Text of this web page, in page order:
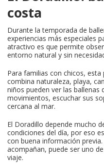
costa
Durante la temporada de
experiencias más especiales
atractivo es que permite
entorno natural y sin
Para familias con chicos,
combina naturaleza, playa,
niños pueden ver las ballenas
movimientos, escuchar sus
cercana al mar.
El Doradillo depende mucho
condiciones del día, por eso
con buena información
acompañan, puede ser uno
viaje.